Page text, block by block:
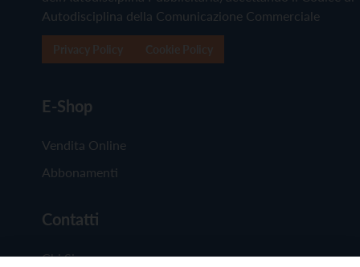
Autodisciplina della Comunicazione Commerciale
E-Shop
Vendita Online
Abbonamenti
Contatti
Chi Siamo